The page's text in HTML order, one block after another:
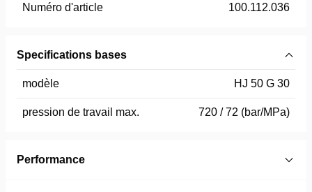
Numéro d'article 100.112.036
Specifications bases
modèle HJ 50 G 30
pression de travail max. 720 / 72 (bar/MPa)
Performance